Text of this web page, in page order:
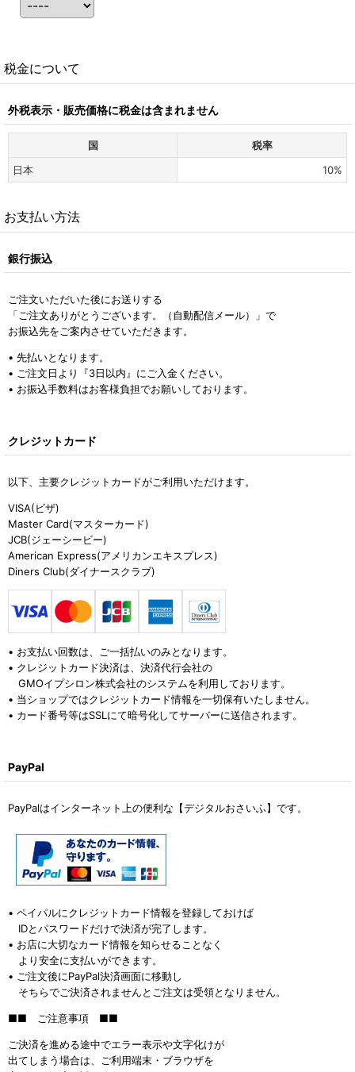
税金について
外税表示・販売価格に税金は含まれません
国
税率
日本
10%
お支払い方法
銀行振込
ご注文いただいた後にお送りする
「ご注文ありがとうございます。（自動配信メール）」で
お振込先をご案内させていただきます。
• 先払いとなります。
• ご注文日より『3日以内』にご入金ください。
• お振込手数料はお客様負担でお願いしております。
クレジットカード
以下、主要クレジットカードがご利用いただけます。
VISA(ビザ)
Master Card(マスターカード)
JCB(ジェーシービー)
American Express(アメリカンエキスプレス)
Diners Club(ダイナースクラブ)
• お支払い回数は、ご一括払いのみとなります。
• クレジットカード決済は、決済代行会社の
GMOイプシロン株式会社のシステムを利用しております。
• 当ショップではクレジットカード情報を一切保有いたしません。
• カード番号等はSSLにて暗号化してサーバーに送信されます。
PayPal
PayPalはインターネット上の便利な【デジタルおさいふ】です。
• ペイパルにクレジットカード情報を登録しておけば
IDとパスワードだけで決済が完了します。
• お店に大切なカード情報を知らせることなく
より安全に支払いができます。
• ご注文後にPayPal決済画面に移動し
そちらでご決済されませんとご注文は受領となりません。
■■ ご注意事項 ■■
ご決済を進める途中でエラー表示や文字化けが
出てしまう場合は、ご利用端末・ブラウザを